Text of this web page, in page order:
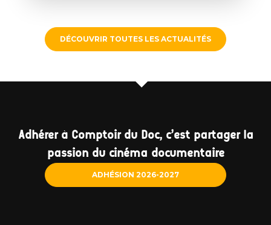
DÉCOUVRIR TOUTES LES ACTUALITÉS
Adhérer à Comptoir du Doc, c'est partager la
passion du cinéma documentaire
ADHÉSION 2026-2027